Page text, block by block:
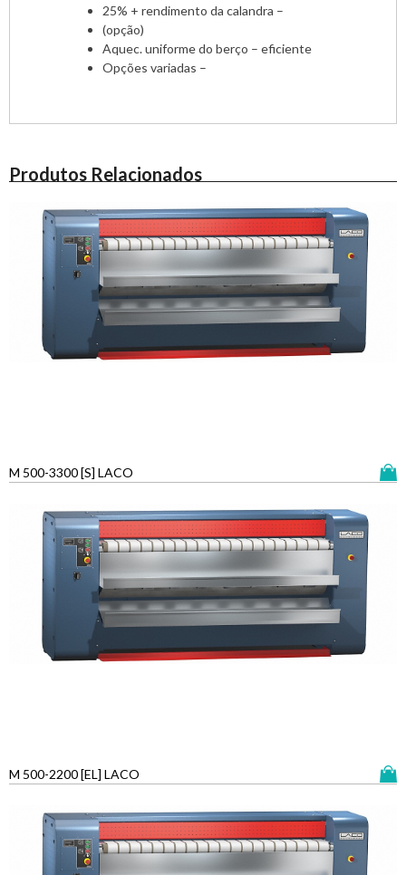
25% + rendimento da calandra –
(opção)
Aquec. uniforme do berço – eficiente
Opções variadas –
Produtos Relacionados
M 500-3300 [S] LACO
M 500-2200 [EL] LACO